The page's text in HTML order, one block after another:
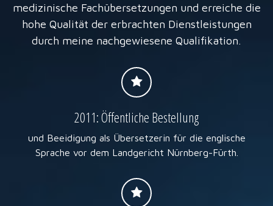
medizinische Fachübersetzungen und erreiche die
hohe Qualität der erbrachten Dienstleistungen
durch meine nachgewiesene Qualifikation.
2011: Öffentliche Bestellung
und Beeidigung als Übersetzerin für die englische
Sprache vor dem Landgericht Nürnberg-Fürth.